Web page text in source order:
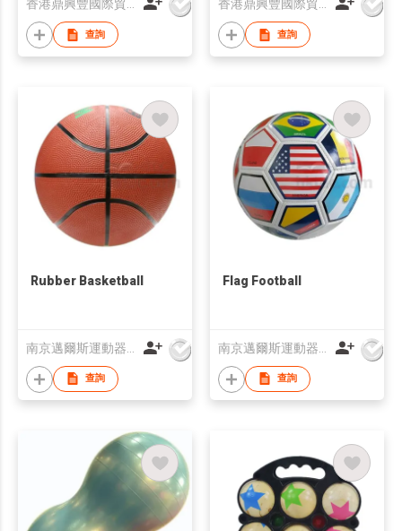
香港鼎興豐國際貿易有限公司
查詢
香港鼎興豐國際貿易有限公司
查詢
Rubber Basketball
查詢
Flag Football
查詢